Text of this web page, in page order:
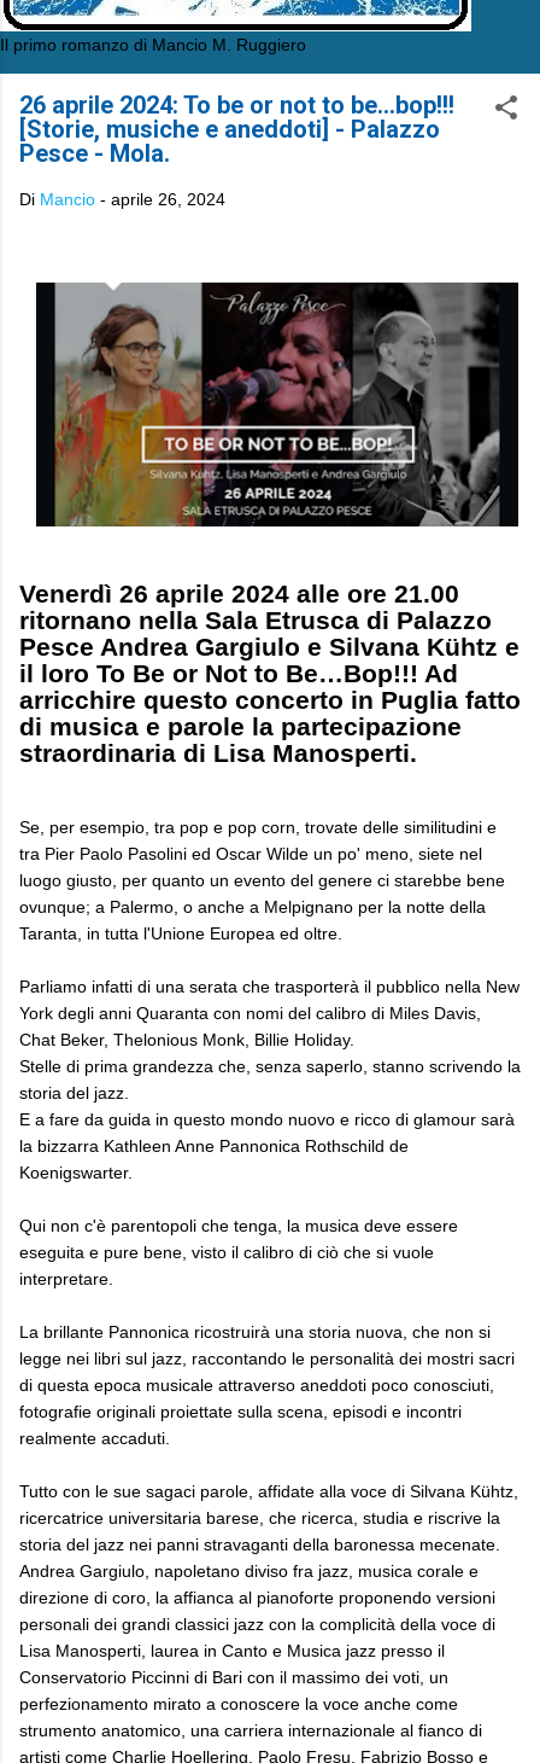
Il primo romanzo di Mancio M. Ruggiero
26 aprile 2024: To be or not to be…bop!!!
[Storie, musiche e aneddoti] - Palazzo
Pesce - Mola.
Di Mancio - aprile 26, 2024
Venerdì 26 aprile 2024 alle ore 21.00
ritornano nella Sala Etrusca di Palazzo
Pesce Andrea Gargiulo e Silvana Kühtz e
il loro To Be or Not to Be…Bop!!! Ad
arricchire questo concerto in Puglia fatto
di musica e parole la partecipazione
straordinaria di Lisa Manosperti.
Se, per esempio, tra pop e pop corn, trovate delle similitudini e
tra Pier Paolo Pasolini ed Oscar Wilde un po' meno, siete nel
luogo giusto, per quanto un evento del genere ci starebbe bene
ovunque; a Palermo, o anche a Melpignano per la notte della
Taranta, in tutta l'Unione Europea ed oltre.
Parliamo infatti di una serata che trasporterà il pubblico nella New
York degli anni Quaranta con nomi del calibro di Miles Davis,
Chat Beker, Thelonious Monk, Billie Holiday.
Stelle di prima grandezza che, senza saperlo, stanno scrivendo la
storia del jazz.
E a fare da guida in questo mondo nuovo e ricco di glamour sarà
la bizzarra Kathleen Anne Pannonica Rothschild de
Koenigswarter.
Qui non c'è parentopoli che tenga, la musica deve essere
eseguita e pure bene, visto il calibro di ciò che si vuole
interpretare.
La brillante Pannonica ricostruirà una storia nuova, che non si
legge nei libri sul jazz, raccontando le personalità dei mostri sacri
di questa epoca musicale attraverso aneddoti poco conosciuti,
fotografie originali proiettate sulla scena, episodi e incontri
realmente accaduti.
Tutto con le sue sagaci parole, affidate alla voce di Silvana Kühtz,
ricercatrice universitaria barese, che ricerca, studia e riscrive la
storia del jazz nei panni stravaganti della baronessa mecenate.
Andrea Gargiulo, napoletano diviso fra jazz, musica corale e
direzione di coro, la affianca al pianoforte proponendo versioni
personali dei grandi classici jazz con la complicità della voce di
Lisa Manosperti, laurea in Canto e Musica jazz presso il
Conservatorio Piccinni di Bari con il massimo dei voti, un
perfezionamento mirato a conoscere la voce anche come
strumento anatomico, una carriera internazionale al fianco di
artisti come Charlie Hoellering, Paolo Fresu, Fabrizio Bosso e